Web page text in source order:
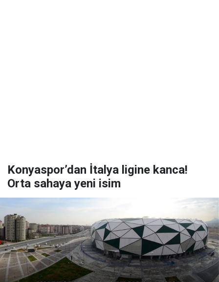
Konyaspor’dan İtalya ligine kanca!
Orta sahaya yeni isim